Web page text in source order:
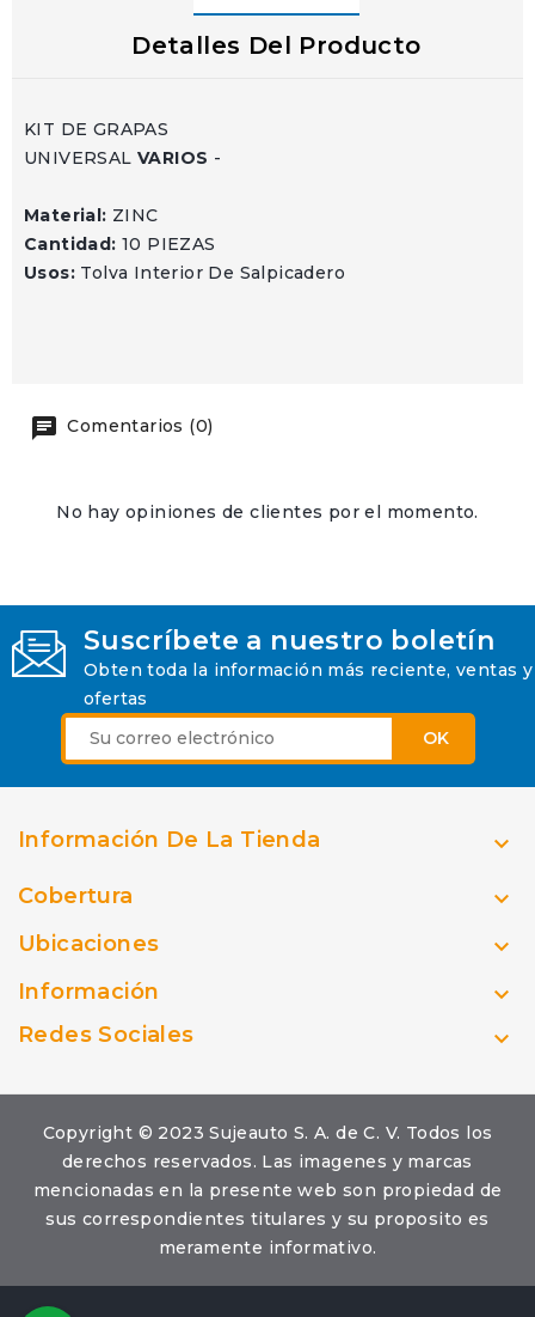
Detalles Del Producto
KIT DE GRAPAS
UNIVERSAL VARIOS -
Material: ZINC
Cantidad: 10 PIEZAS
Usos: Tolva Interior De Salpicadero
Comentarios (0)
No hay opiniones de clientes por el momento.
Suscríbete a nuestro boletín
Obten toda la información más reciente, ventas y
ofertas
Información De La Tienda 
Cobertura 
Ubicaciones 
Información 
Redes Sociales 
Copyright © 2023 Sujeauto S. A. de C. V. Todos los
derechos reservados. Las imagenes y marcas
mencionadas en la presente web son propiedad de
sus correspondientes titulares y su proposito es
meramente informativo.